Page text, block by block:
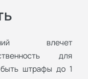
влечет
для
штрафы до 1